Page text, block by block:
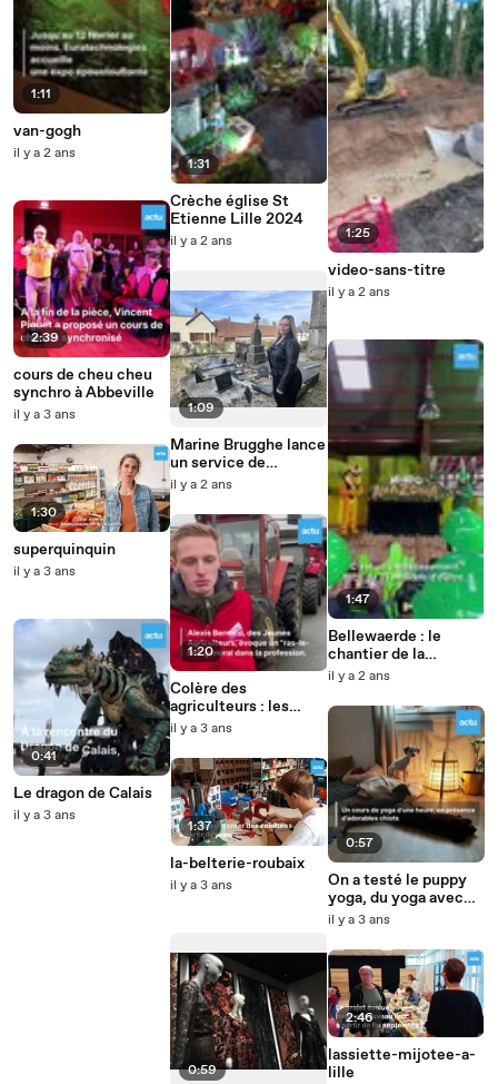
1:11
van-gogh
il y a 2 ans
2:39
cours de cheu cheu
synchro à Abbeville
il y a 3 ans
1:30
superquinquin
il y a 3 ans
0:41
Le dragon de Calais
il y a 3 ans
1:31
Crèche église St
Etienne Lille 2024
il y a 2 ans
1:09
Marine Brugghe lance
un service de
nettoyage de tombes
il y a 2 ans
1:20
Colère des
agriculteurs : les
manifestants
Lille
il y a 3 ans
1:37
la-belterie-roubaix
il y a 3 ans
0:59
1:25
video-sans-titre
il y a 2 ans
1:47
Bellewaerde : le
chantier de la
nouvelle zone de
il y a 2 ans
0:57
On a testé le puppy
yoga, du yoga avec
des chiots !
il y a 3 ans
2:46
lassiette-mijotee-a-
lille